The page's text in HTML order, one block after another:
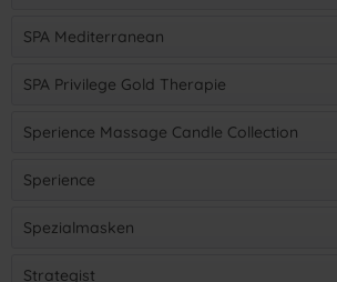
SPA Mediterranean
SPA Privilege Gold Therapie
Sperience Massage Candle Collection
Sperience
Spezialmasken
Strategist